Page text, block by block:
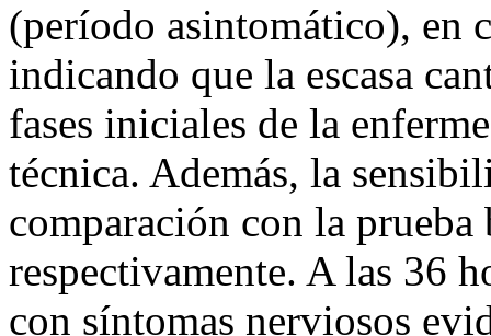
(período asintomático), en
indicando que la escasa
fases iniciales de la
técnica. Además, la
comparación con la
respectivamente. A las 36
con síntomas nerviosos